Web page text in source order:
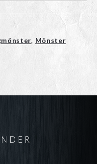
, Mönster